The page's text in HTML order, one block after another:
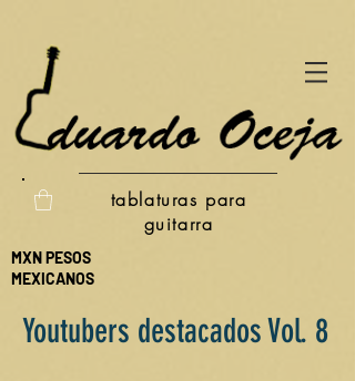
tablaturas para
guitarra
MXN PESOS
MEXICANOS
Youtubers destacados Vol. 8